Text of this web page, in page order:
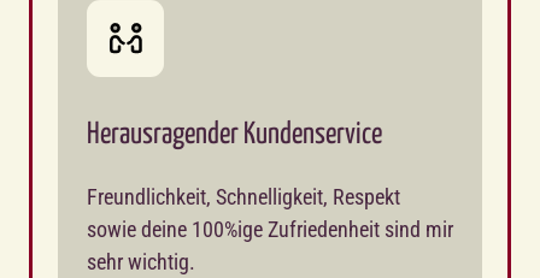
Herausragender Kundenservice
Freundlichkeit, Schnelligkeit, Respekt
sowie deine 100%ige Zufriedenheit sind mir
sehr wichtig.